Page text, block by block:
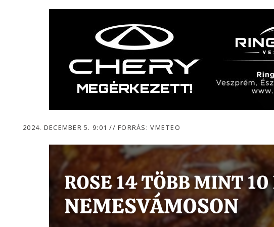
2024. DECEMBER 5. 9:01// FORRÁS: VMETEO